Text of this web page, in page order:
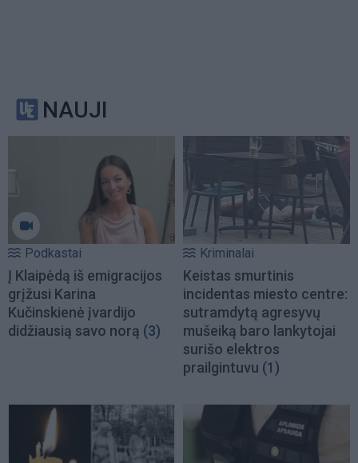
NAUJI
Podkastai
Į Klaipėdą iš emigracijos
grįžusi Karina
Kučinskienė įvardijo
didžiausią savo norą (3)
Kriminalai
Keistas smurtinis
incidentas miesto centre:
sutramdytą agresyvų
mušeiką baro lankytojai
surišo elektros
prailgintuvu (1)